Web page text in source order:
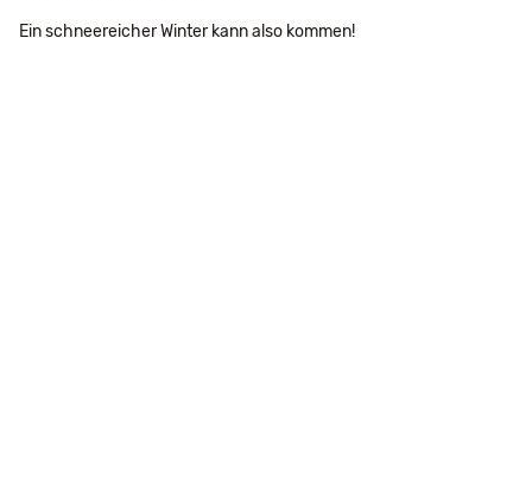
Ein schneereicher Winter kann also kommen!